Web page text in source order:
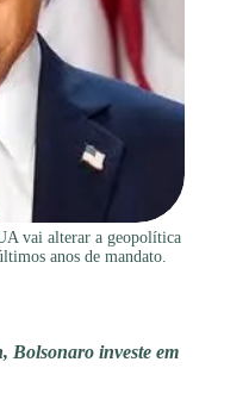
vai alterar a geopolítica
anos de mandato.
Bolsonaro investe em